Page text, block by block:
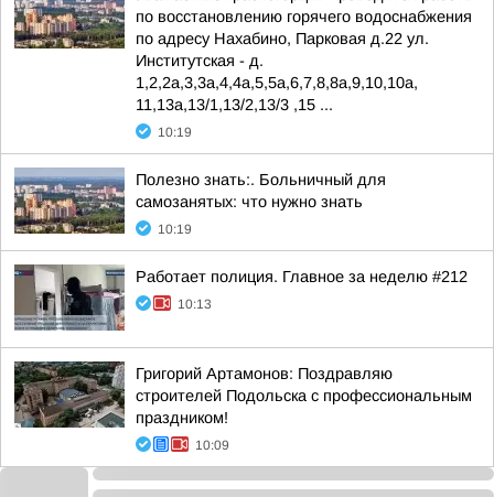
по восстановлению горячего водоснабжения
по адресу Нахабино, Парковая д.22 ул.
Институтская - д.
1,2,2а,3,3а,4,4а,5,5а,6,7,8,8а,9,10,10а,
11,13а,13/1,13/2,13/3 ,15 ...
10:19
Полезно знать:. Больничный для
самозанятых: что нужно знать
10:19
Работает полиция. Главное за неделю #212
10:13
Григорий Артамонов: Поздравляю
строителей Подольска с профессиональным
праздником!
10:09